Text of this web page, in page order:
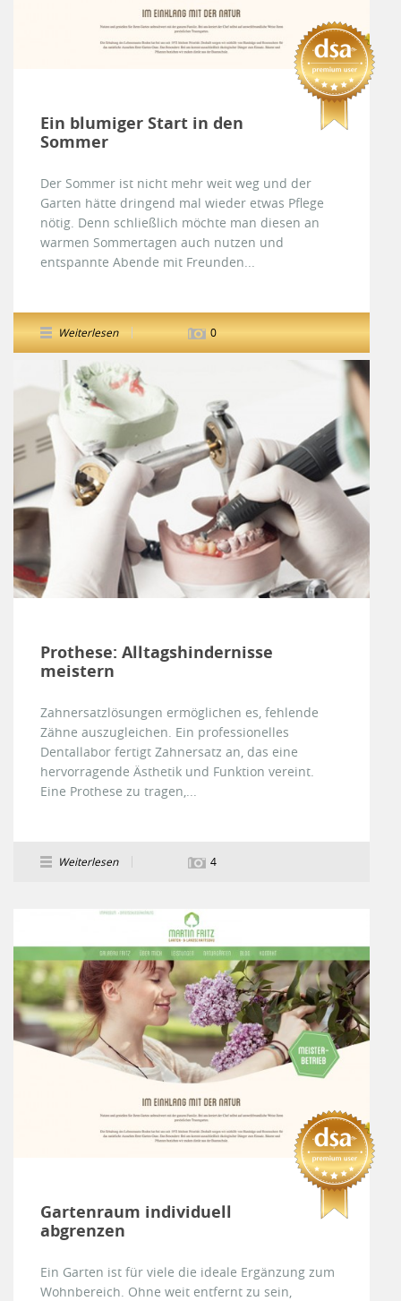
Ein blumiger Start in den
Sommer
Der Sommer ist nicht mehr weit weg und der
Garten hätte dringend mal wieder etwas Pflege
nötig. Denn schließlich möchte man diesen an
warmen Sommertagen auch nutzen und
entspannte Abende mit Freunden...
Weiterlesen 0
Prothese: Alltagshindernisse
meistern
Zahnersatzlösungen ermöglichen es, fehlende
Zähne auszugleichen. Ein professionelles
Dentallabor fertigt Zahnersatz an, das eine
hervorragende Ästhetik und Funktion vereint.
Eine Prothese zu tragen,...
Weiterlesen 4
Gartenraum individuell
abgrenzen
Ein Garten ist für viele die ideale Ergänzung zum
Wohnbereich. Ohne weit entfernt zu sein,